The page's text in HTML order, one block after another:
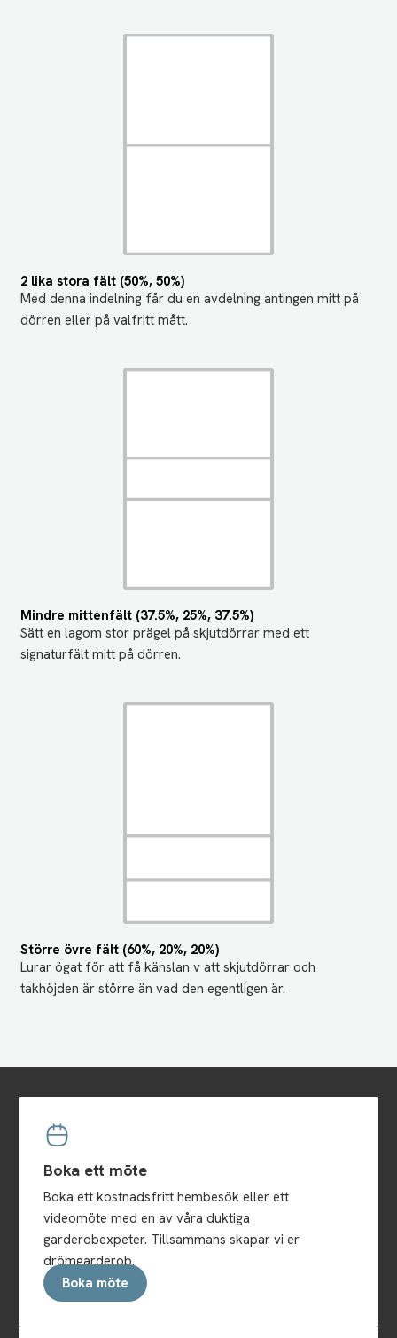
2 lika stora fält (50%, 50%)
Med denna indelning får du en avdelning antingen mitt på
dörren eller på valfritt mått.
Mindre mittenfält (37.5%, 25%, 37.5%)
Sätt en lagom stor prägel på skjutdörrar med ett
signaturfält mitt på dörren.
Större övre fält (60%, 20%, 20%)
Lurar ögat för att få känslan v att skjutdörrar och
takhöjden är större än vad den egentligen är.
Boka ett möte
Boka ett kostnadsfritt hembesök eller ett
videomöte med en av våra duktiga
garderobexpeter. Tillsammans skapar vi er
drömgarderob.
Boka möte